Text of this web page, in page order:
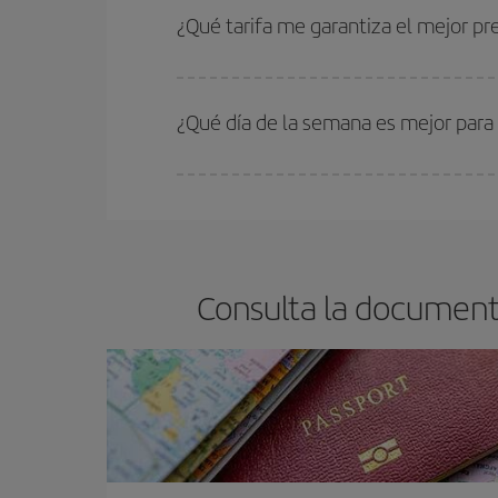
estén disponibles o se vayan agotando. Por eso,
¿Qué tarifa me garantiza el mejor
¿Qué día de la semana es mejor
Consulta la